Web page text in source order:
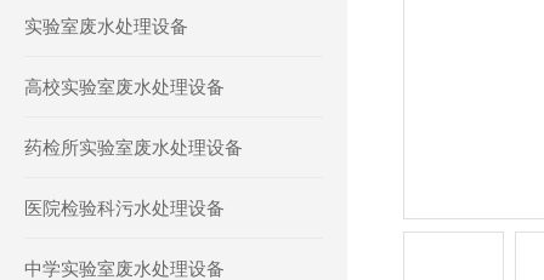
实验室废水处理设备
高校实验室废水处理设备
药检所实验室废水处理设备
医院检验科污水处理设备
中学实验室废水处理设备